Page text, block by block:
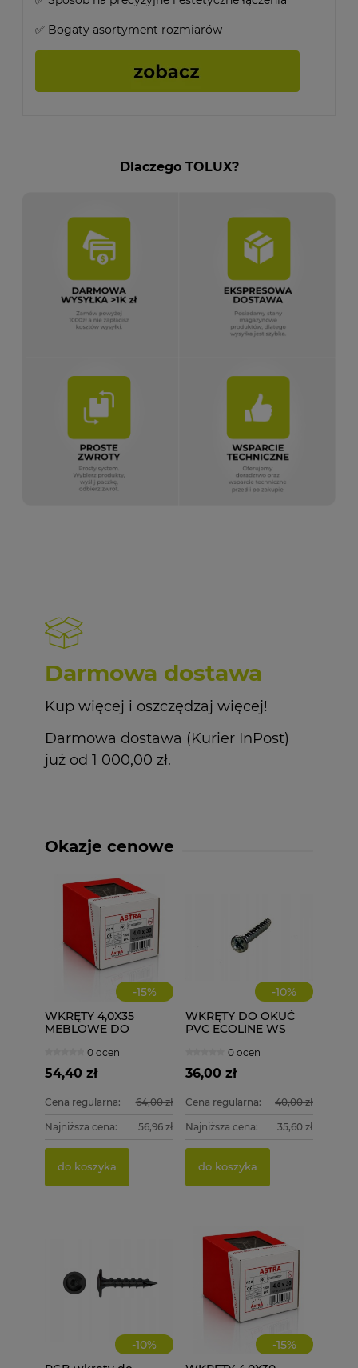
✅ Bogaty asortyment rozmiarów
Dlaczego TOLUX?
Darmowa dostawa
Kup więcej i oszczędzaj więcej!
Darmowa dostawa (Kurier InPost)
już od 1 000,00 zł.
Okazje cenowe
-15%
WKRĘTY 4,0X35
MEBLOWE DO
0 ocen
54,40 zł
Cena regularna: 64,00 zł
Najniższa cena: 56,96 zł
do koszyka
-10%
WKRĘTY DO OKUĆ
PVC ECOLINE WS
0 ocen
36,00 zł
Cena regularna: 40,00 zł
Najniższa cena: 35,60 zł
do koszyka
-10%
-15%